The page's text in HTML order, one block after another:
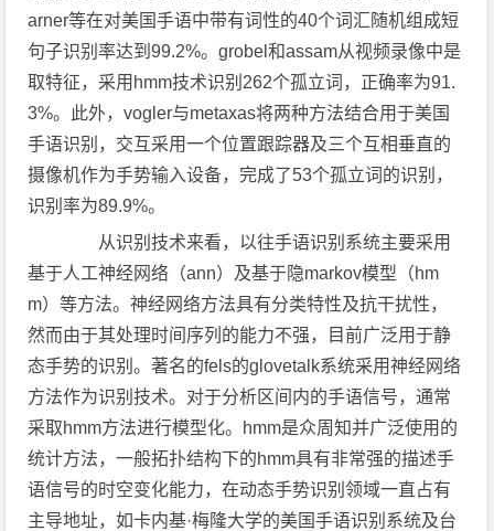
arner等在对美国手语中带有词性的40个词汇随机组成短
句子识别率达到99.2%。grobel和assam从视频录像中是
取特征，采用hmm技术识别262个孤立词，正确率为91.
3%。此外，vogler与metaxas将两种方法结合用于美国
手语识别，交互采用一个位置跟踪器及三个互相垂直的
摄像机作为手势输入设备，完成了53个孤立词的识别，
识别率为89.9%。
从识别技术来看，以往手语识别系统主要采用
基于人工神经网络（ann）及基于隐markov模型（hm
m）等方法。神经网络方法具有分类特性及抗干扰性，
然而由于其处理时间序列的能力不强，目前广泛用于静
态手势的识别。著名的fels的glovetalk系统采用神经网络
方法作为识别技术。对于分析区间内的手语信号，通常
采取hmm方法进行模型化。hmm是众周知并广泛使用的
统计方法，一般拓扑结构下的hmm具有非常强的描述手
语信号的时空变化能力，在动态手势识别领域一直占有
主导地址，如卡内基·梅隆大学的美国手语识别系统及台